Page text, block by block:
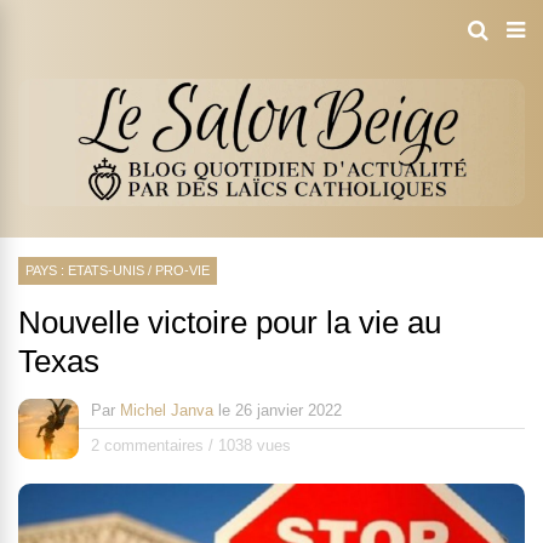
PAYS : ETATS-UNIS / PRO-VIE
Nouvelle victoire pour la vie au
Texas
Par Michel Janva le 26 janvier 2022
2 commentaires / 1038 vues